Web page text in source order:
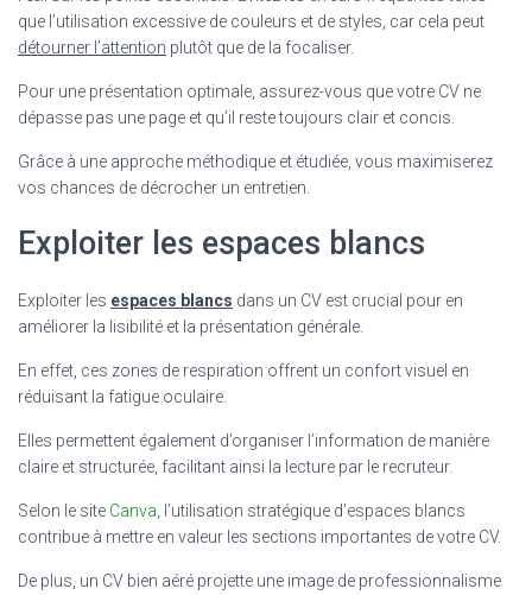
que l’utilisation excessive de couleurs et de styles, car cela peut
détourner l’attention plutôt que de la focaliser.
Pour une présentation optimale, assurez-vous que votre CV ne
dépasse pas une page et qu’il reste toujours clair et concis.
Grâce à une approche méthodique et étudiée, vous maximiserez
vos chances de décrocher un entretien.
Exploiter les espaces blancs
Exploiter les espaces blancs dans un CV est crucial pour en
améliorer la lisibilité et la présentation générale.
En effet, ces zones de respiration offrent un confort visuel en
réduisant la fatigue oculaire.
Elles permettent également d’organiser l’information de manière
claire et structurée, facilitant ainsi la lecture par le recruteur.
Selon le site Canva , l’utilisation stratégique d’espaces blancs
contribue à mettre en valeur les sections importantes de votre CV.
De plus, un CV bien aéré projette une image de professionnalisme